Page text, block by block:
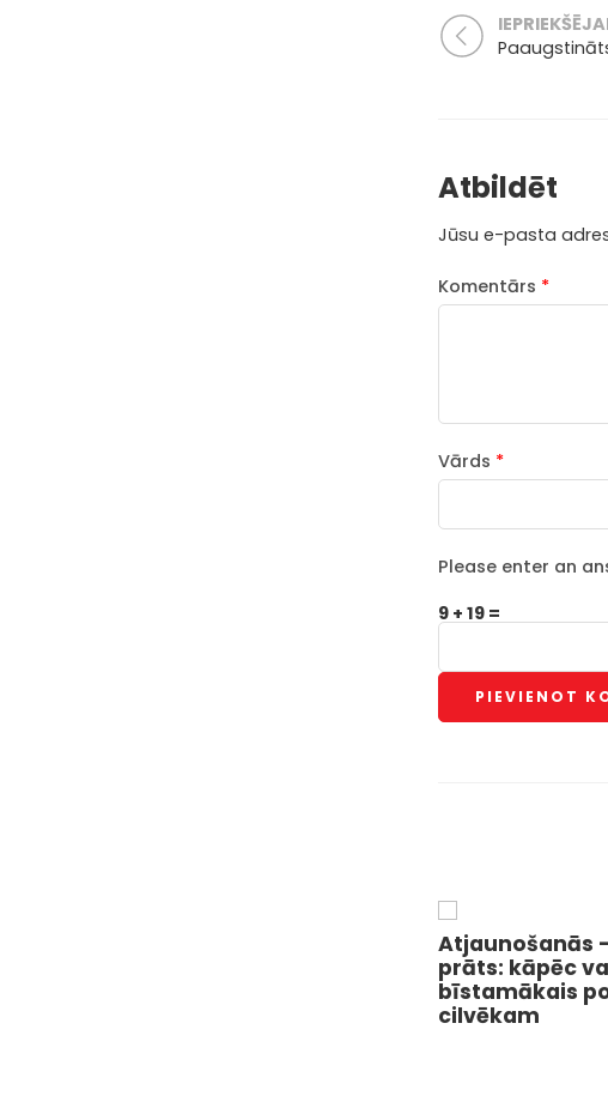
Atbildēt
Jūsu e-pasta
Komentārs *
Vārds *
Please enter an
9 + 19 =
Atjaunošanās
prāts: kāpēc
bīstamākais
cilvēkam